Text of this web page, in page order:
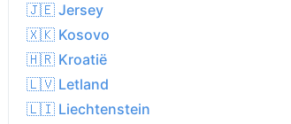
wo 12. aug
🇯🇪 Jersey
🇽🇰 Kosovo
🇭🇷 Kroatië
🇱🇻 Letland
🇱🇮 Liechtenstein